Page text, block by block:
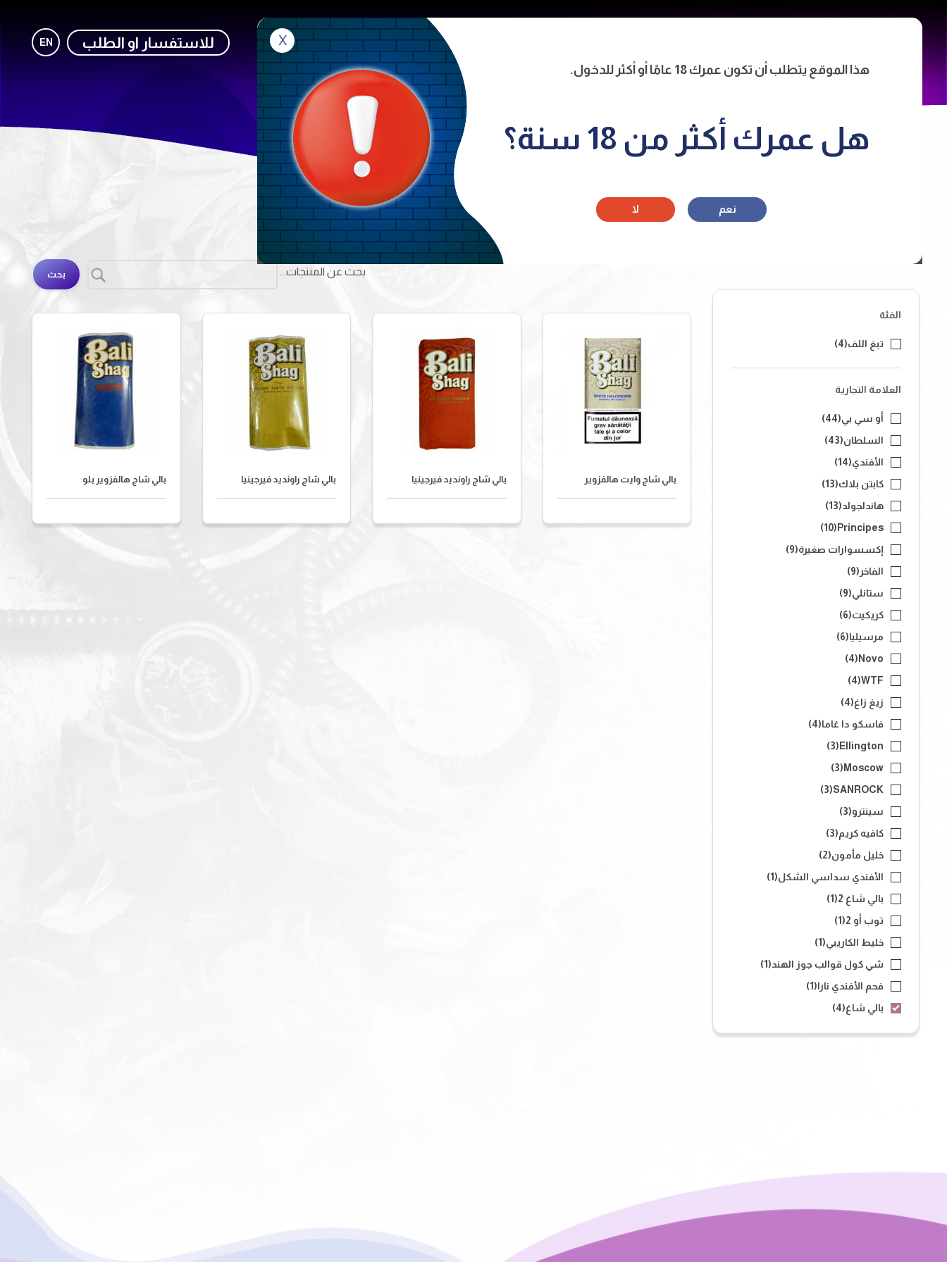
X
هذا الموقع يتطلب أن تكون عمرك 18 عامًا أو أكثر للدخول.
هل عمرك أكثر من 18 سنة؟
نعم لا
navigation
المنتجات المتجر تواصل معنا للاستفسار او الطلب EN
الفئة
تبغ اللف(4)
العلامة التجارية
أو سي بي(44)
السلطان(43)
الأفندي(14)
كابتن بلاك(13)
هاندلجولد(13)
Principes
(10)
إكسسوارات صغيرة(9)
الفاخر (9)
ستانلي(9)
كريكيت(6)
مرسيليا(6)
Novo
(4)
WTF
(4)
زيغ زاغ(4)
فاسكو دا غاما(4)
Ellington
(3)
Moscow
(3)
SANROCK
(3)
سينترو(3)
كافيه كريم(3)
خليل مأمون(2)
الأفندي سداسي الشكل(1)
بالي شاغ 2
(1)
توب أو 2
(1)
خليط الكاريبي(1)
شي كول قوالب جوز الهند(1)
فحم الأفندي نارا(1)
بالي شاغ(4)
بحث عن المنتجات...
بالي شاج وايت هالفزوير بالي شاج راونديد فيرجينيا بالي شاج راونديد فيرجينيا بالي شاج هالفزوير بلو